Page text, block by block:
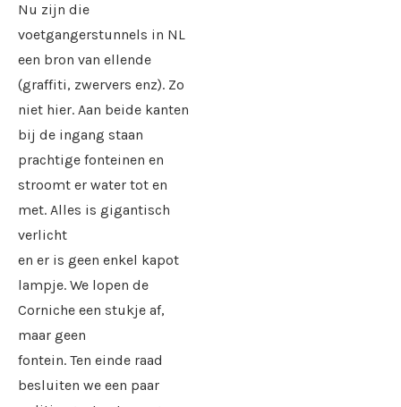
Nu zijn die
voetgangerstunnels in NL
een bron van ellende
(graffiti, zwervers enz). Zo
niet hier. Aan beide kanten
bij de ingang staan
prachtige fonteinen en
stroomt er water tot en
met. Alles is gigantisch
verlicht
en er is geen enkel kapot
lampje. We lopen de
Corniche een stukje af,
maar geen
fontein. Ten einde raad
besluiten we een paar